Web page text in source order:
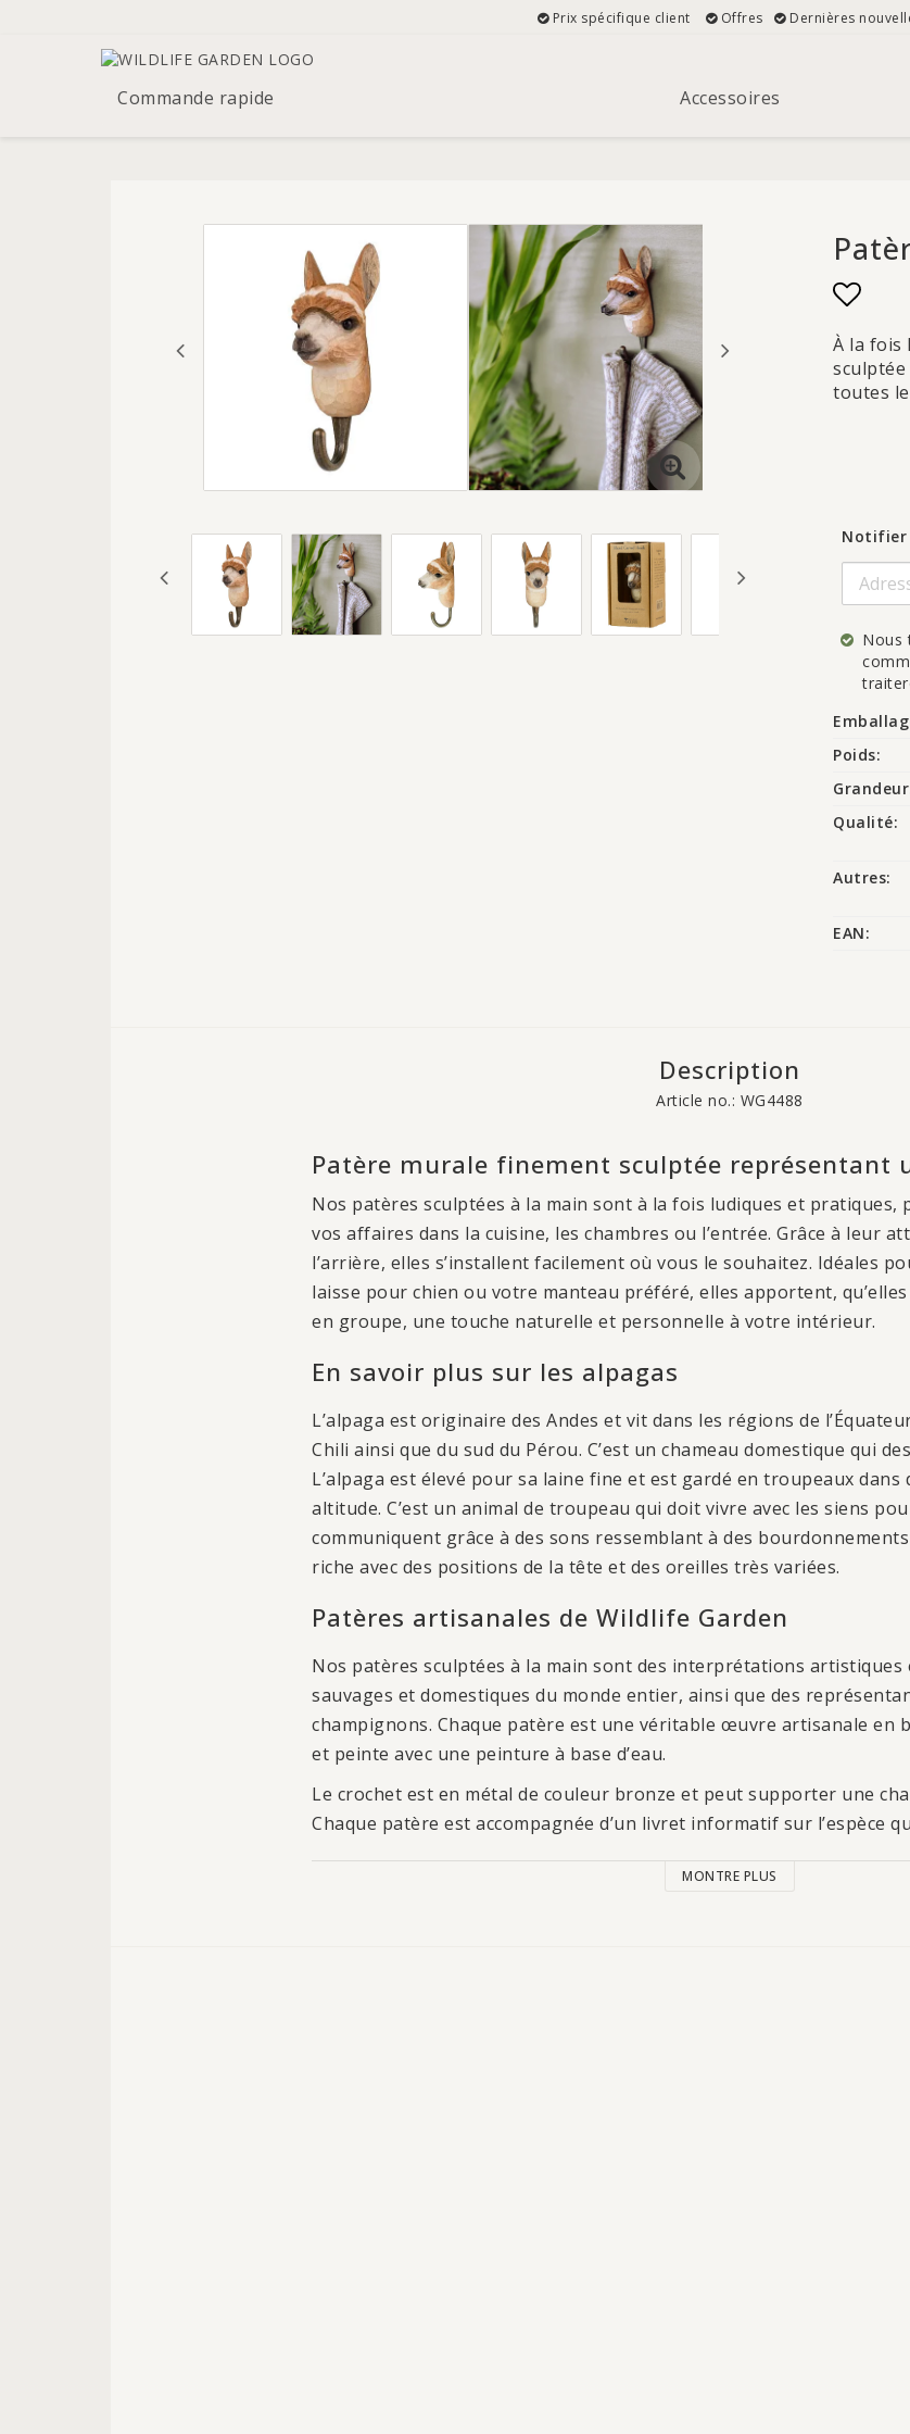
Prix spécifique client Offres Dernières
Commande rapide Accessoires
Add
À la fois
toutes
Notifier
Nous
Poids:
Qualité:
Autres:
EAN:
Description
Article no.: WG4488
Patère murale finement sculptée représentant
Nos patères sculptées à la main sont à la fois ludiques et
vos affaires dans la cuisine, les chambres ou l’entrée. Grâce à leur
l’arrière, elles s’installent facilement où vous le souhaitez. Idéales
laisse pour chien ou votre manteau préféré, elles apportent,
en groupe, une touche naturelle et personnelle à votre intérieur.
En savoir plus sur les alpagas
L’alpaga est originaire des Andes et vit dans les régions de
Chili ainsi que du sud du Pérou. C’est un chameau domestique qui
L’alpaga est élevé pour sa laine fine et est gardé en troupeaux dans
altitude. C’est un animal de troupeau qui doit vivre avec les siens
communiquent grâce à des sons ressemblant à des
riche avec des positions de la tête et des oreilles très variées.
Patères artisanales de Wildlife Garden
Nos patères sculptées à la main sont des interprétations artistiques
sauvages et domestiques du monde entier, ainsi que des
champignons. Chaque patère est une véritable œuvre artisanale en
et peinte avec une peinture à base d’eau.
Le crochet est en métal de couleur bronze et peut supporter une
Chaque patère est accompagnée d’un livret informatif sur l’espèce
MONTRE PLUS